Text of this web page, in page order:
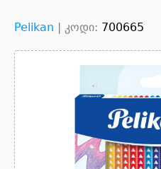
Pelikan | კოდი: 700665